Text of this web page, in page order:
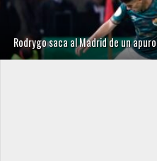
Rodrygo saca al Madrid de un apuro